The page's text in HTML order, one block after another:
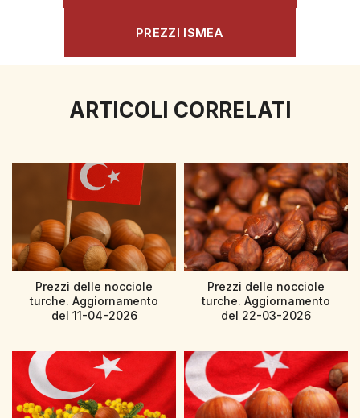
PREZZI ISMEA
ARTICOLI CORRELATI
Prezzi delle nocciole
turche. Aggiornamento
del 11-04-2026
Prezzi delle nocciole
turche. Aggiornamento
del 22-03-2026